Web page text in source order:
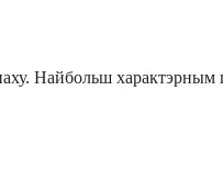
Найбольш характэрным